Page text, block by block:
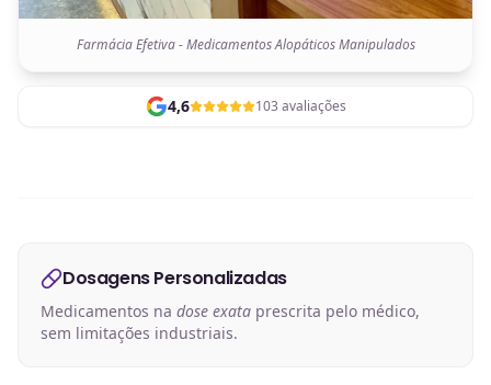
Farmácia Efetiva - Medicamentos Alopáticos Manipulados
4,6 103 avaliações
Dosagens Personalizadas
Medicamentos na dose exata prescrita pelo médico,
sem limitações industriais.